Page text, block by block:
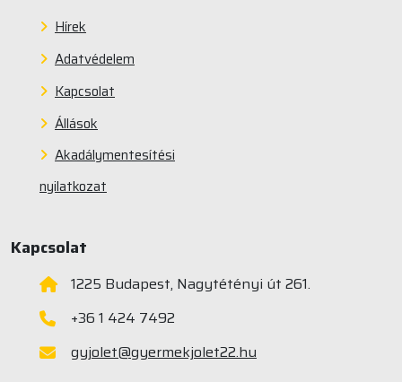
Hírek
Adatvédelem
Kapcsolat
Állások
Akadálymentesítési
nyilatkozat
Kapcsolat
1225 Budapest, Nagytétényi út 261.
+36 1 424 7492
gyjolet@gyermekjolet22.hu